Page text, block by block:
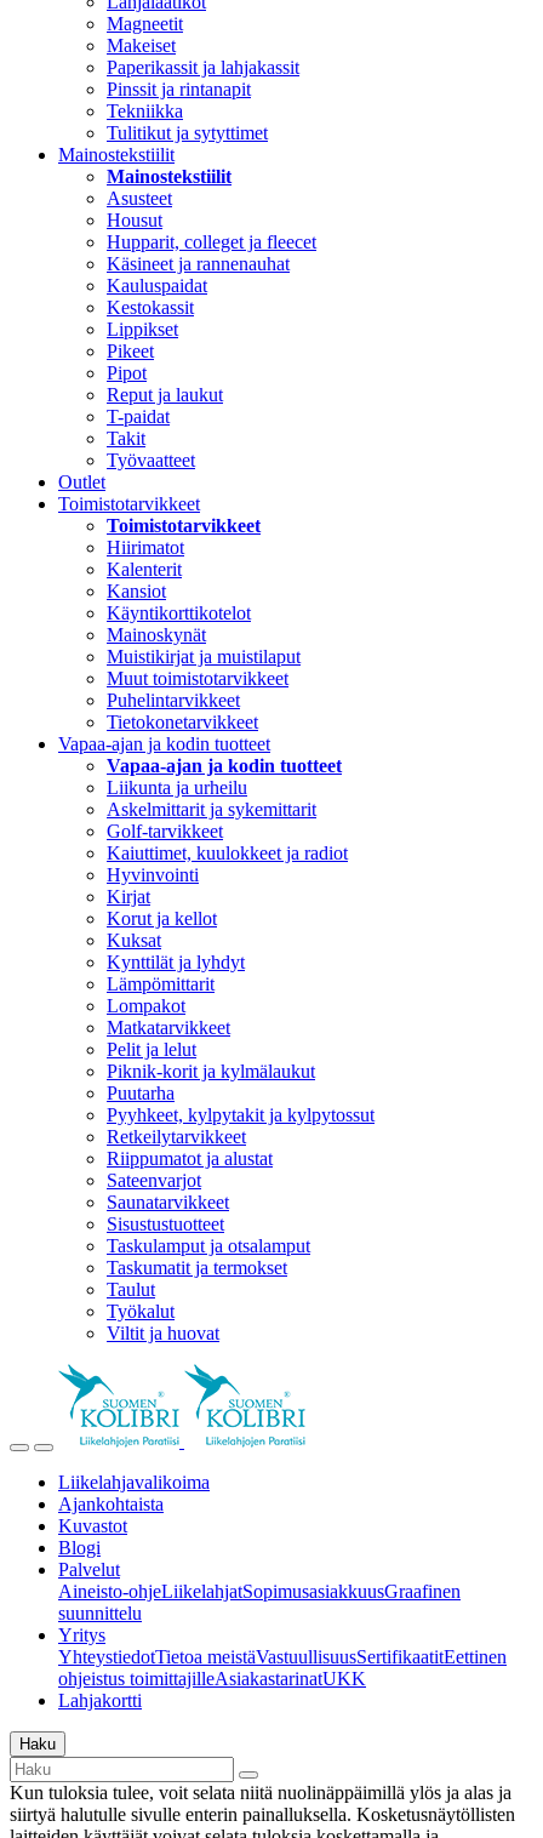
Magneetit
Makeiset
Paperikassit ja lahjakassit
Pinssit ja rintanapit
Tekniikka
Tulitikut ja sytyttimet
Mainostekstiilit
Mainostekstiilit
Asusteet
Housut
Hupparit, colleget ja fleecet
Käsineet ja rannenauhat
Kauluspaidat
Kestokassit
Lippikset
Pikeet
Pipot
Reput ja laukut
T-paidat
Takit
Työvaatteet
Outlet
Toimistotarvikkeet
Toimistotarvikkeet
Hiirimatot
Kalenterit
Kansiot
Käyntikorttikotelot
Mainoskynät
Muistikirjat ja muistilaput
Muut toimistotarvikkeet
Puhelintarvikkeet
Tietokonetarvikkeet
Vapaa-ajan ja kodin tuotteet
Vapaa-ajan ja kodin tuotteet
Liikunta ja urheilu
Askelmittarit ja sykemittarit
Golf-tarvikkeet
Kaiuttimet, kuulokkeet ja radiot
Hyvinvointi
Kirjat
Korut ja kellot
Kuksat
Kynttilät ja lyhdyt
Lämpömittarit
Lompakot
Matkatarvikkeet
Pelit ja lelut
Piknik-korit ja kylmälaukut
Puutarha
Pyyhkeet, kylpytakit ja kylpytossut
Retkeilytarvikkeet
Riippumatot ja alustat
Sateenvarjot
Saunatarvikkeet
Sisustustuotteet
Taskulamput ja otsalamput
Taskumatit ja termokset
Taulut
Työkalut
Viltit ja huovat
Liikelahjavalikoima
Ajankohtaista
Kuvastot
Blogi
Palvelut
Aineisto-ohjeLiikelahjatSopimusasiakkuusGraafinen
suunnittelu
Yritys
YhteystiedotTietoa meistäVastuullisuusSertifikaatitEettinen
ohjeistus toimittajilleAsiakastarinatUKK
Lahjakortti
Haku
Kun tuloksia tulee, voit selata niitä nuolinäppäimillä ylös ja alas ja
siirtyä halutulle sivulle enterin painalluksella. Kosketusnäytöllisten